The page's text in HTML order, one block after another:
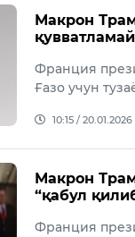
Макрон
Франция
Ғазо учун
10:15 / 20.01.2026
Макрон
“қабул
Франция